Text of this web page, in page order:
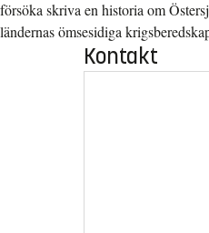
försöka skriva en historia om
ländernas ömsesidiga
Kontakt